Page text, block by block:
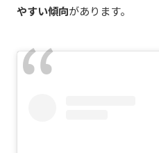
やすい傾向があります。